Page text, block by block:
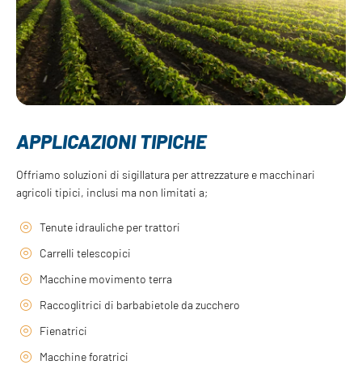
APPLICAZIONI TIPICHE
Offriamo soluzioni di sigillatura per attrezzature e macchinari
agricoli tipici, inclusi ma non limitati a;
Tenute idrauliche per trattori
Carrelli telescopici
Macchine movimento terra
Raccoglitrici di barbabietole da zucchero
Fienatrici
Macchine foratrici